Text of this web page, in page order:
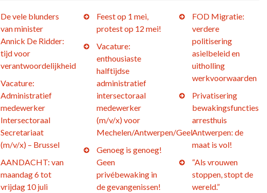
De vele blunders
van minister
Annick De Ridder:
tijd voor
verantwoordelijkheid
Vacature:
Administratief
medewerker
Intersectoraal
Secretariaat
(m/v/x) – Brussel
AANDACHT: van
maandag 6 tot
vrijdag 10 juli
Feest op 1 mei,
protest op 12 mei!
Vacature:
enthousiaste
halftijdse
administratief
intersectoraal
medewerker
(m/v/x) voor
Mechelen/Antwerpen/Geel
Genoeg is genoeg!
Geen
privébewaking in
de gevangenissen!
FOD Migratie:
verdere
politisering
asielbeleid en
uitholling
werkvoorwaarden
Privatisering
bewakingsfuncties
arresthuis
Antwerpen: de
maat is vol!
“Als vrouwen
stoppen, stopt de
wereld.”